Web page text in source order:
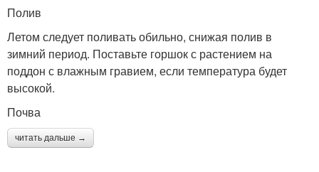
Полив
Летом следует поливать обильно, снижая полив в
зимний период. Поставьте горшок с растением на
поддон с влажным гравием, если температура будет
высокой.
Почва
читать дальше →